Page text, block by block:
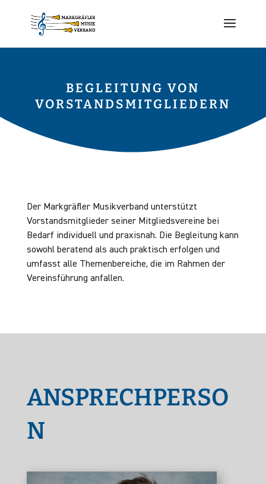
BEGLEITUNG VON
VORSTANDSMITGLIEDERN
Der Markgräfler Musikverband unterstützt
Vorstandsmitglieder seiner Mitgliedsvereine bei
Bedarf individuell und praxisnah. Die Begleitung kann
sowohl beratend als auch praktisch erfolgen und
umfasst alle Themenbereiche, die im Rahmen der
Vereinsführung anfallen.
ANSPRECHPERSO
N